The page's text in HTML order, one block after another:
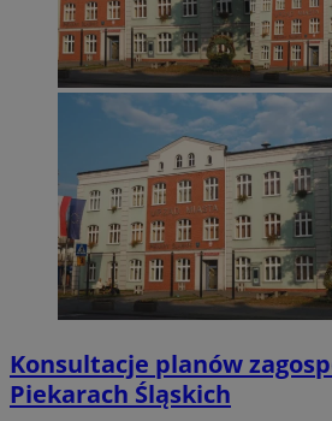
Konsultacje planów
Piekarach Śląskich